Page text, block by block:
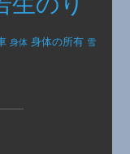
身体 身体の所有 雪